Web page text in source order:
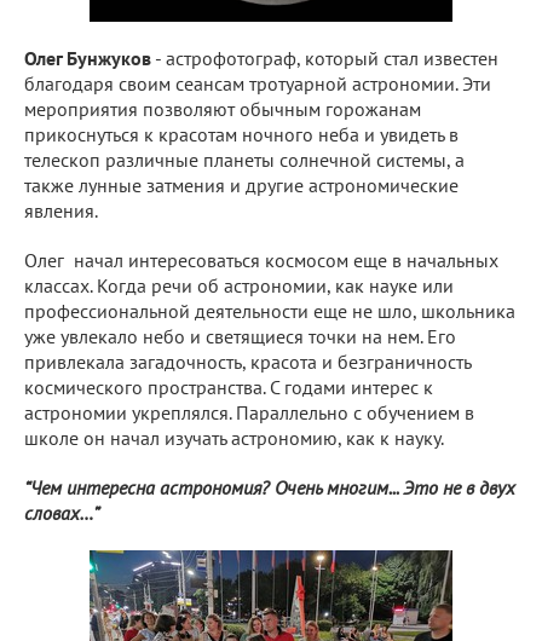
Олег Бунжуков - астрофотограф, который стал известен
благодаря своим сеансам тротуарной астрономии. Эти
мероприятия позволяют обычным горожанам
прикоснуться к красотам ночного неба и увидеть в
телескоп различные планеты солнечной системы, а
также лунные затмения и другие астрономические
явления.
Олег начал интересоваться космосом еще в начальных
классах. Когда речи об астрономии, как науке или
профессиональной деятельности еще не шло, школьника
уже увлекало небо и светящиеся точки на нем. Его
привлекала загадочность, красота и безграничность
космического пространства. С годами интерес к
астрономии укреплялся. Параллельно с обучением в
школе он начал изучать астрономию, как к науку.
“Чем интересна астрономия? Очень многим... Это не в двух
словах…”